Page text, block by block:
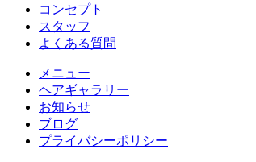
コンセプト
スタッフ
よくある質問
メニュー
ヘアギャラリー
お知らせ
ブログ
プライバシーポリシー